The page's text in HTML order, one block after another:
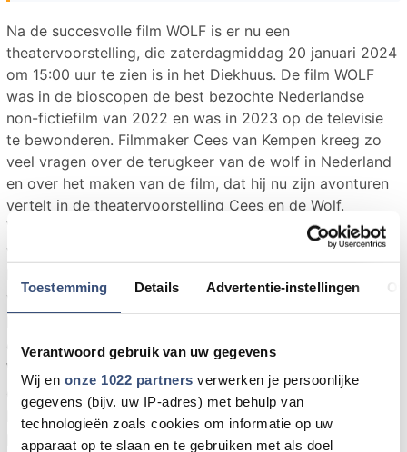
Toestemming Details Advertentie-instellingen
Verantwoord gebruik van uw gegevens
Wij en onze 1022 partners verwerken je persoonlijke
gegevens (bijv. uw IP-adres) met behulp van
technologieën zoals cookies om informatie op uw
apparaat op te slaan en te gebruiken met als doel
Na de succesvolle film WOLF is er nu een
theatervoorstelling, die zaterdagmiddag 20 januari 2024
om 15:00 uur te zien is in het Diekhuus. De film WOLF
was in de bioscopen de best bezochte Nederlandse
non-fictiefilm van 2022 en was in 2023 op de televisie
te bewonderen. Filmmaker Cees van Kempen kreeg zo
veel vragen over de terugkeer van de wolf in Nederland
en over het maken van de film, dat hij nu zijn avonturen
vertelt in de theatervoorstelling Cees en de Wolf.
Voor zijn project heeft Cees drie jaar lang tussen de
wolven in de bossen geleefd. In zijn zoektocht naar
vragen die de terugkeer van het dier oproept. Want
en de dassen in het bos, als de wolf er weer is?
Waarom is de wolf dan zo belangrijk voor de natuur
en hoe gevaarlijk zijn wolven nou eigenlijk echt? En
klopt het dat de wolf en de hond heel erg op elkaar
lijken? De antwoorden deelt de filmmaker nu in zijn